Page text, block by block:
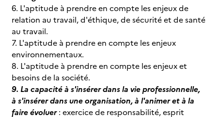
6. L'aptitude à prendre en compte les enjeux de
relation au travail, d'éthique, de sécurité et de santé
au travail.
7. L'aptitude à prendre en compte les enjeux
environnementaux.
8. L'aptitude à prendre en compte les enjeux et
besoins de la société.
9. La capacité à s'insérer dans la vie professionnelle,
à s'insérer dans une organisation, à l'animer et à la
faire évoluer: exercice de responsabilité, esprit